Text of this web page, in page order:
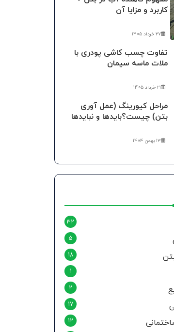
کاربرد و مزایا آن
۲۷ خرداد ۱۴۰۵
تفاوت چسب کاشی پودری با
ملات ماسه سیمان
۲۱ خرداد ۱۴۰۵
مراحل کیورینگ (عمل آوری
بتن) چیست؟بایدها و نبایدها
۱۳ بهمن ۱۴۰۴
32
5
18
1
2
17
12